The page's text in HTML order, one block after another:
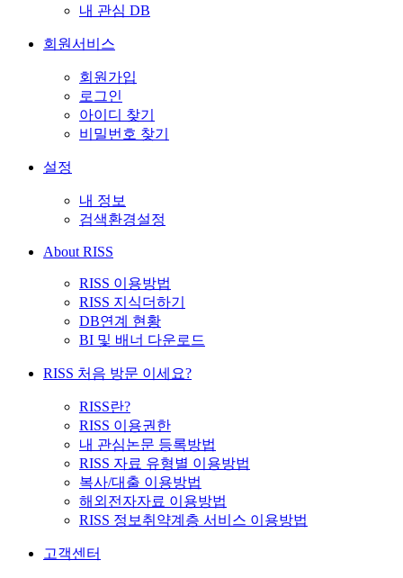
내 관심 DB
회원서비스
회원가입
로그인
아이디 찾기
비밀번호 찾기
설정
내 정보
검색환경설정
About RISS
RISS 이용방법
RISS 지식더하기
DB연계 현황
BI 및 배너 다운로드
RISS 처음 방문 이세요?
RISS란?
RISS 이용권한
내 관심논문 등록방법
RISS 자료 유형별 이용방법
복사/대출 이용방법
해외전자자료 이용방법
RISS 정보취약계층 서비스 이용방법
고객센터